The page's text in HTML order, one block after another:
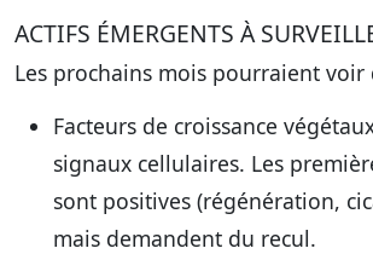
ACTIFS ÉMERGENTS À
Les prochains mois pourraient voir
Facteurs de croissance
signaux cellulaires. Les
sont positives (régénération,
mais demandent du recul.